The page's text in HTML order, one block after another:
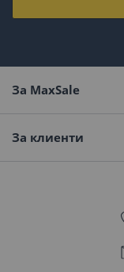
За MaxSale
За клиенти